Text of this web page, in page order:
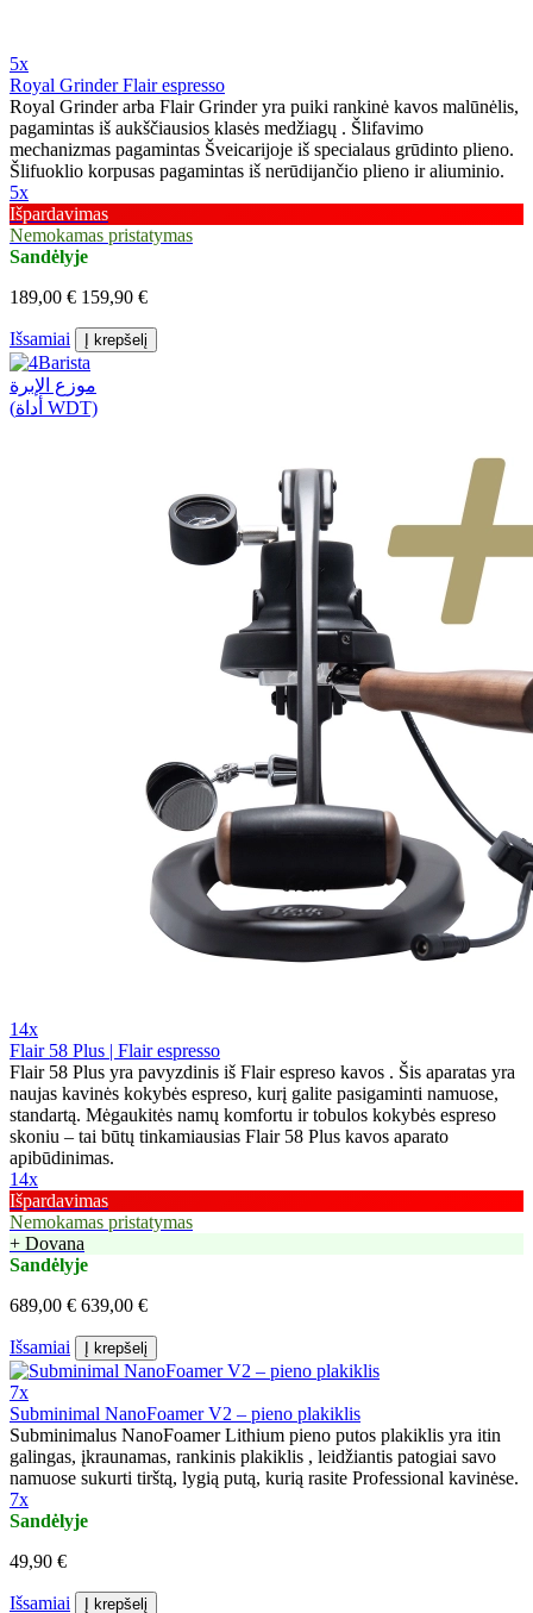
5x
Royal Grinder Flair espresso
Royal Grinder arba Flair Grinder yra puiki rankinė kavos malūnėlis,
pagamintas iš aukščiausios klasės medžiagų . Šlifavimo
mechanizmas pagamintas Šveicarijoje iš specialaus grūdinto plieno.
Šlifuoklio korpusas pagamintas iš nerūdijančio plieno ir aliuminio.
5x
Išpardavimas
Nemokamas pristatymas
Sandėlyje
189,00 € 159,90 €
Išsamiai Į krepšelį
14x
Flair 58 Plus | Flair espresso
Flair 58 Plus yra pavyzdinis iš Flair espreso kavos . Šis aparatas yra
naujas kavinės kokybės espreso, kurį galite pasigaminti namuose,
standartą. Mėgaukitės namų komfortu ir tobulos kokybės espreso
skoniu – tai būtų tinkamiausias Flair 58 Plus kavos aparato
apibūdinimas.
14x
Išpardavimas
Nemokamas pristatymas
+ Dovana
Sandėlyje
689,00 € 639,00 €
Išsamiai Į krepšelį
7x
Subminimal NanoFoamer V2 – pieno plakiklis
Subminimalus NanoFoamer Lithium pieno putos plakiklis yra itin
galingas, įkraunamas, rankinis plakiklis , leidžiantis patogiai savo
namuose sukurti tirštą, lygią putą, kurią rasite Professional kavinėse.
7x
Sandėlyje
49,90 €
Išsamiai Į krepšelį